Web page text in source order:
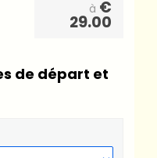
à €
29.00
de départ et